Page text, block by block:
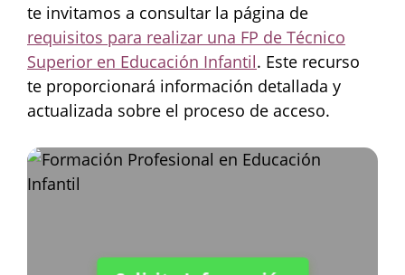
te invitamos a consultar la página de
requisitos para realizar una FP de Técnico
Superior en Educación Infantil. Este recurso
te proporcionará información detallada y
actualizada sobre el proceso de acceso.